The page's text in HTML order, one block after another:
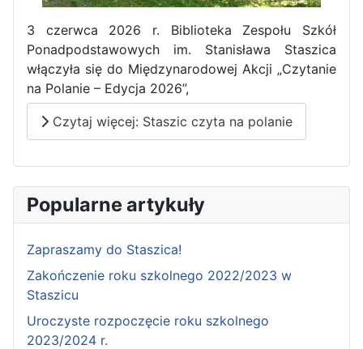
3 czerwca 2026 r. Biblioteka Zespołu Szkół
Ponadpodstawowych im. Stanisława Staszica
włączyła się do Międzynarodowej Akcji „Czytanie
na Polanie – Edycja 2026”,
Czytaj więcej: Staszic czyta na polanie
Popularne artykuły
Zapraszamy do Staszica!
Zakończenie roku szkolnego 2022/2023 w
Staszicu
Uroczyste rozpoczęcie roku szkolnego
2023/2024 r.